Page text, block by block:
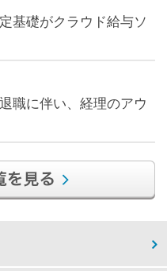
基礎がクラウド給与ソ
職に伴い、経理のアウ